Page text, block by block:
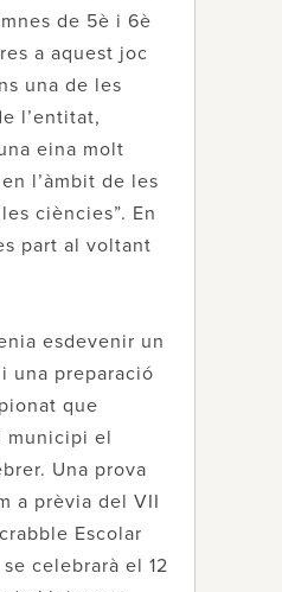
de 5è i 6è
a aquest joc
una de les
l’entitat,
eina molt
l’àmbit de les
ciències”. En
part al voltant
esdevenir un
una preparació
que
municipi el
Una prova
a prèvia del VII
Escolar
celebrarà el 12